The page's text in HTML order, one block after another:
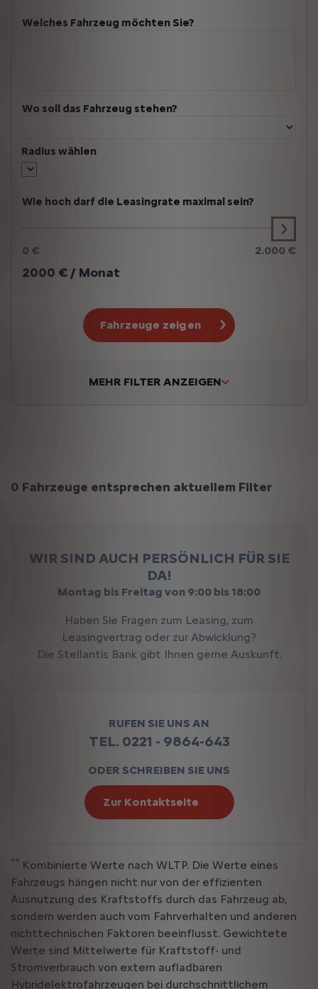
Welches Fahrzeug möchten Sie?
Wo soll das Fahrzeug stehen?
Radius wählen
Wie hoch darf die Leasingrate maximal sein?
0 € 2.000 €
2000 € / Monat
Fahrzeuge zeigen
MEHR FILTER ANZEIGEN
Suchergebnisse
0 Fahrzeuge entsprechen aktuellem Filter
WIR SIND AUCH PERSÖNLICH FÜR SIE
DA!
Montag bis Freitag von 9:00 bis 18:00
Haben Sie Fragen zum Leasing, zum
Leasingvertrag oder zur Abwicklung?
Die Stellantis Bank gibt Ihnen gerne Auskunft.
RUFEN SIE UNS AN
TEL. 0221 - 9864-643
ODER SCHREIBEN SIE UNS
Zur Kontaktseite
** Kombinierte Werte nach WLTP. Die Werte eines
Fahrzeugs hängen nicht nur von der effizienten
Ausnutzung des Kraftstoffs durch das Fahrzeug ab,
sondern werden auch vom Fahrverhalten und anderen
nichttechnischen Faktoren beeinflusst. Gewichtete
Werte sind Mittelwerte für Kraftstoff- und
Stromverbrauch von extern aufladbaren
Hybridelektrofahrzeugen bei durchschnittlichem